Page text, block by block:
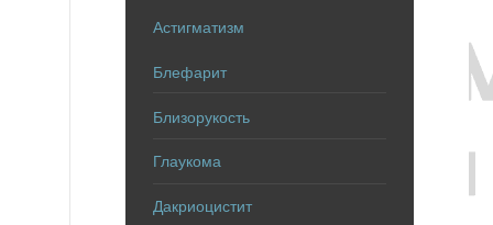
Астигматизм
Блефарит
Близорукость
Глаукома
Дакриоцистит